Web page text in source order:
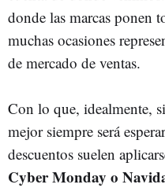
donde las marcas ponen
muchas ocasiones
de mercado de ventas.
Con lo que, idealmente,
mejor siempre será
descuentos suelen
Cyber Monday o